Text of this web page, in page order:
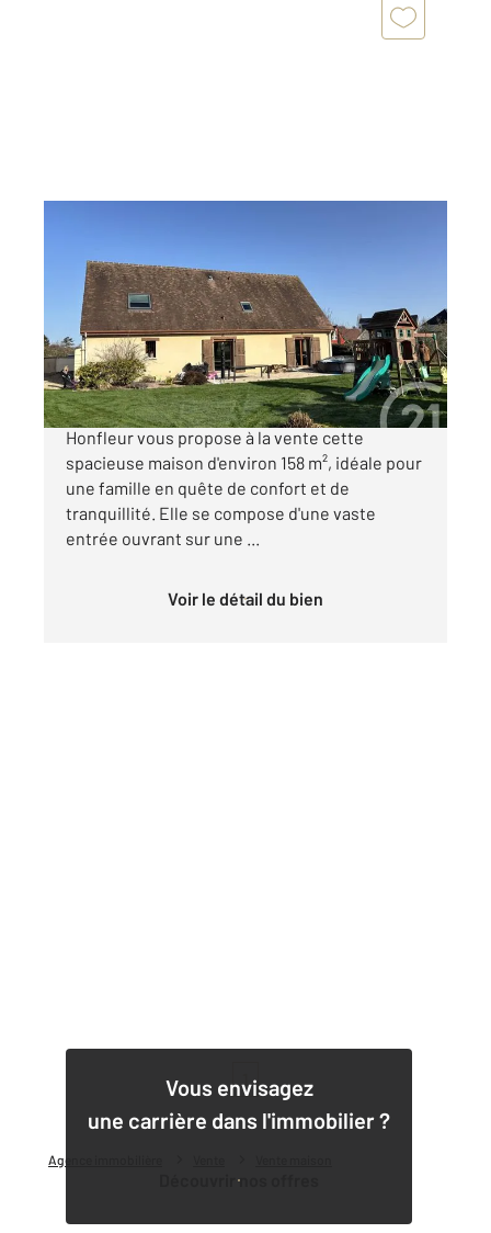
Agence immobilière
Ref : 141
Maison à vendre
526 000 €
Votre agence Arconance Immobilier Century 21
Honfleur vous propose à la vente cette
spacieuse maison d'environ 158 m², idéale pour
une famille en quête de confort et de
tranquillité. Elle se compose d'une vaste
entrée ouvrant sur une ...
Voir le détail du bien
Vous envisagez
une carrière dans l'immobilier ?
Découvrir nos offres
1